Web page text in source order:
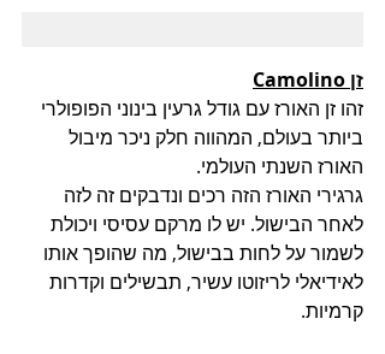
זן Camolino
זהו זן האורז עם גודל גרעין בינוני הפופולרי
ביותר בעולם, המהווה חלק ניכר מיבול
האורז השנתי העולמי.
גרגירי האורז הזה רכים ונדבקים זה לזה
לאחר הבישול. יש לו מרקם עסיסי ויכולת
לשמור על לחות בבישול, מה שהופך אותו
לאידיאלי לריזוטו עשיר, תבשילים וקדרות
קרמיות.